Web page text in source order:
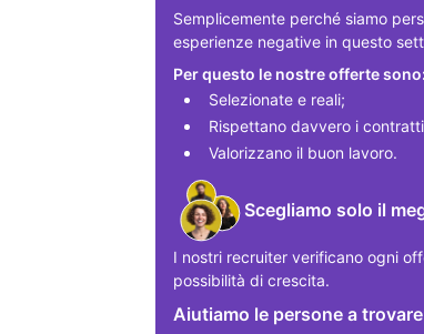
Semplicemente perché siamo
esperienze negative in questo
Per questo le nostre offerte sono:
Selezionate e reali;
Rispettano davvero i
Valorizzano il buon lavoro.
Scegliamo solo il
I nostri recruiter verificano ogni
possibilità di crescita.
Aiutiamo le persone a